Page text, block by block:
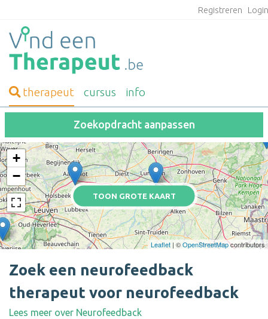
Registreren
therapeut cursus info
Zoekopdracht aanpassen
TOON GROTE KAART
+
−
Leaflet | ©OpenStreetMapcontributors
Zoek een neurofeedback
therapeut voor neurofeedback
Lees meer over Neurofeedback